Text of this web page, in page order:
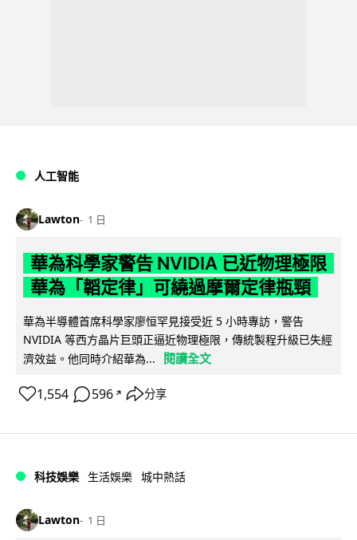
人工智能
Lawton 1 日
華為科學家警告 NVIDIA 已近物理極限
華為「韜定律」可繞過摩爾定律瓶頸
華為半導體首席科學家廖恒罕見接受近 5 小時專訪，警告
NVIDIA 等西方晶片巨頭正逼近物理極限，傳統製程升級已失經
濟效益。他同時介紹華為...
閱讀全文
1,554 596 ↗ 分享
科技娛樂 生活娛樂 城中熱話
Lawton 1 日